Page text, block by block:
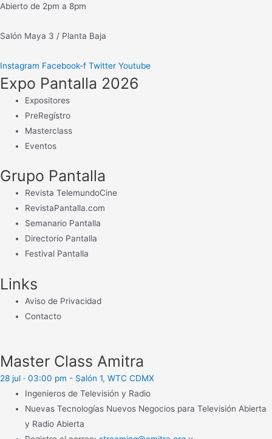
Abierto de 2pm a 8pm
Salón Maya 3 / Planta Baja
Instagram Facebook-f Twitter Youtube
Expo Pantalla 2026
Expositores
PreRegístro
Masterclass
Eventos
Grupo Pantalla
Revista TelemundoCine
RevistaPantalla.com
Semanario Pantalla
Directorio Pantalla
Festival Pantalla
Links
Aviso de Privacidad
Contacto
Master Class Amitra
28 jul · 03:00 pm - Salón 1, WTC CDMX
Ingenieros de Televisión y Radio
Nuevas Tecnologías Nuevos Negocios para Televisión Abierta
y Radio Abierta